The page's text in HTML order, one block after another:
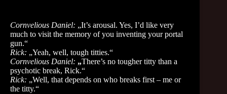
Cornvelious Daniel: „It’s arousal. Yes, I’d like very
much to visit the memory of you inventing your portal
gun.“
Rick: „Yeah, well, tough titties.“
Cornvelious Daniel: „There’s no tougher titty than a
psychotic break, Rick.“
Rick: „Well, that depends on who breaks first – me or
the titty.“